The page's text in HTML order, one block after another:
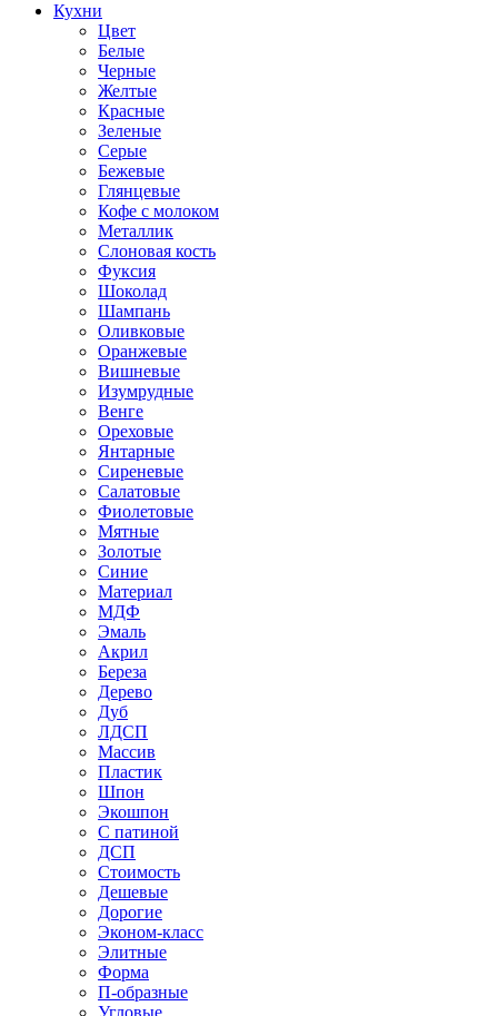
Кухни
Цвет
Белые
Черные
Желтые
Красные
Зеленые
Серые
Бежевые
Глянцевые
Кофе с молоком
Металлик
Слоновая кость
Фуксия
Шоколад
Шампань
Оливковые
Оранжевые
Вишневые
Изумрудные
Венге
Ореховые
Янтарные
Сиреневые
Салатовые
Фиолетовые
Мятные
Золотые
Синие
Материал
МДФ
Эмаль
Акрил
Береза
Дерево
Дуб
ЛДСП
Массив
Пластик
Шпон
Экошпон
С патиной
ДСП
Стоимость
Дешевые
Дорогие
Эконом-класс
Элитные
Форма
П-образные
Угловые